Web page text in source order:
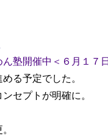
塾開催中＜６月１７
る予定でした。
セプトが明確に。